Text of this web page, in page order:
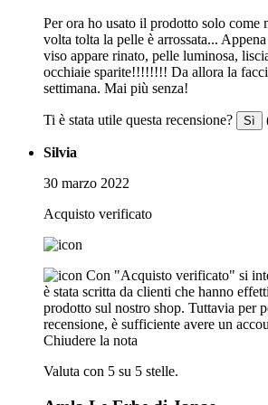
Per ora ho usato il prodotto solo come
volta tolta la pelle è arrossata...
viso appare rinato, pelle luminosa,
occhiaie sparite!!!!!!!! Da allora la
settimana. Mai più senza!
Ti è stata utile questa recensione? Sì
Silvia
30 marzo 2022
Acquisto verificato
Con "Acquisto verificato" si
è stata scritta da clienti che hanno
prodotto sul nostro shop. Tuttavia per
recensione, è sufficiente avere un
Chiudere la nota
Valuta con 5 su 5 stelle.